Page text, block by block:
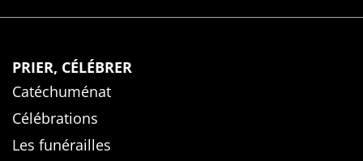
PRIER, CÉLÉBRER
Catéchuménat
Célébrations
Les funérailles